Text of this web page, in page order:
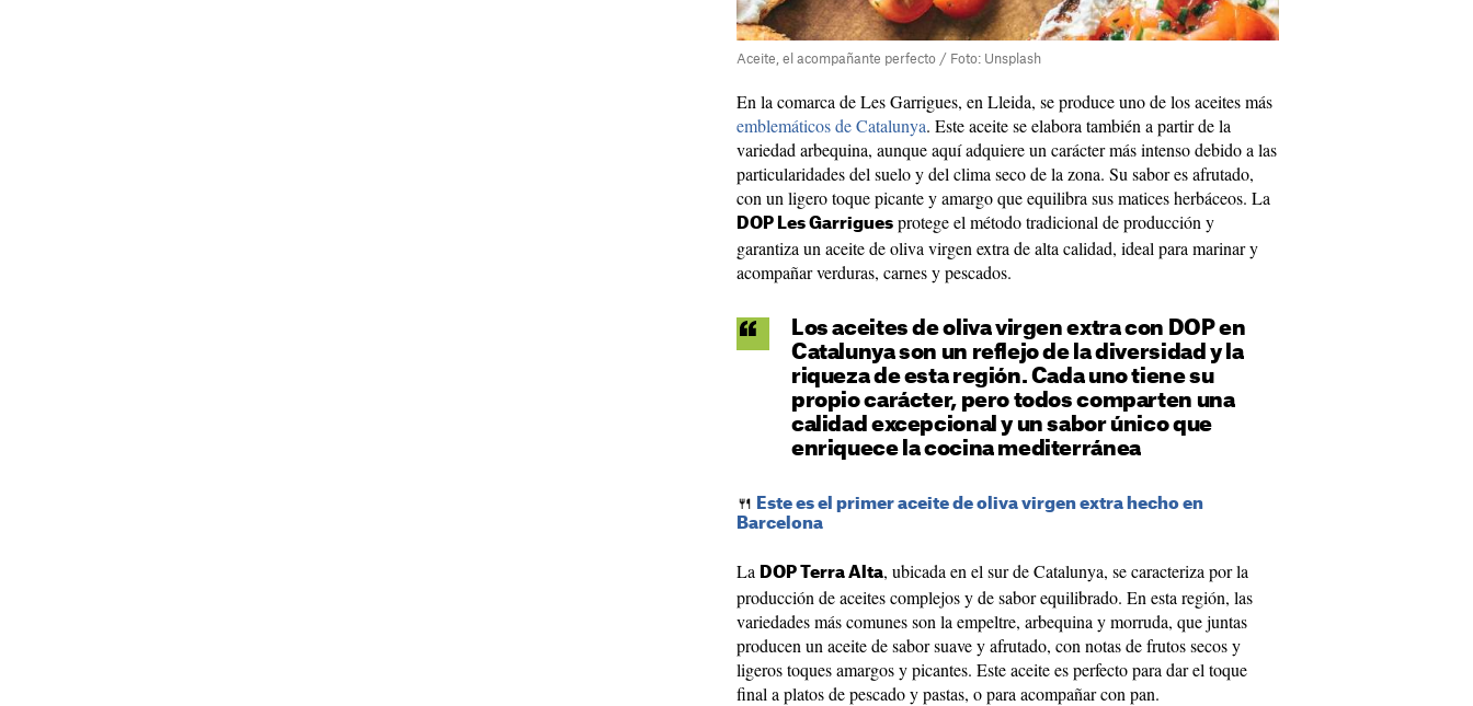
Aceite, el acompañante perfecto / Foto: Unsplash
En la comarca de Les Garrigues, en Lleida, se produce uno de los aceites más
emblemáticos de Catalunya. Este aceite se elabora también a partir de la
variedad arbequina, aunque aquí adquiere un carácter más intenso debido a las
particularidades del suelo y del clima seco de la zona. Su sabor es afrutado,
con un ligero toque picante y amargo que equilibra sus matices herbáceos. La
DOP Les Garrigues protege el método tradicional de producción y
garantiza un aceite de oliva virgen extra de alta calidad, ideal para marinar y
acompañar verduras, carnes y pescados.
Los aceites de oliva virgen extra con DOP en
Catalunya son un reflejo de la diversidad y la
riqueza de esta región. Cada uno tiene su
propio carácter, pero todos comparten una
calidad excepcional y un sabor único que
enriquece la cocina mediterránea
🍴 Este es el primer aceite de oliva virgen extra hecho en
Barcelona
La DOP Terra Alta, ubicada en el sur de Catalunya, se caracteriza por la
producción de aceites complejos y de sabor equilibrado. En esta región, las
variedades más comunes son la empeltre, arbequina y morruda, que juntas
producen un aceite de sabor suave y afrutado, con notas de frutos secos y
ligeros toques amargos y picantes. Este aceite es perfecto para dar el toque
final a platos de pescado y pastas, o para acompañar con pan.